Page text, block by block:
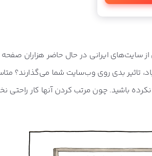
از سایت‌های ایرانی در حال حاضر هزاران
تاثیر بدی روی وب‌سایت شما می‌گذارند؟
باشید. چون مرتب کردن آنها کار راحتی